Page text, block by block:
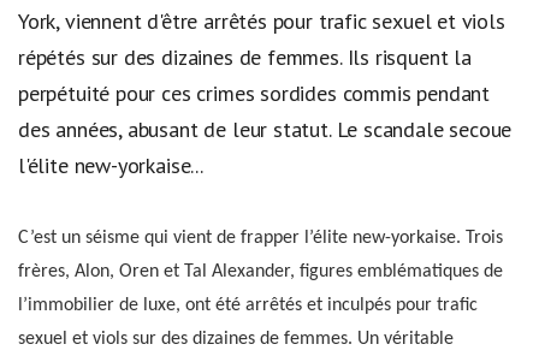
York, viennent d'être arrêtés pour trafic sexuel et viols
répétés sur des dizaines de femmes. Ils risquent la
perpétuité pour ces crimes sordides commis pendant
des années, abusant de leur statut. Le scandale secoue
l'élite new-yorkaise...
C’est un séisme qui vient de frapper l’élite new-yorkaise. Trois
frères, Alon, Oren et Tal Alexander, figures emblématiques de
l’immobilier de luxe, ont été arrêtés et inculpés pour trafic
sexuel et viols sur des dizaines de femmes. Un véritable